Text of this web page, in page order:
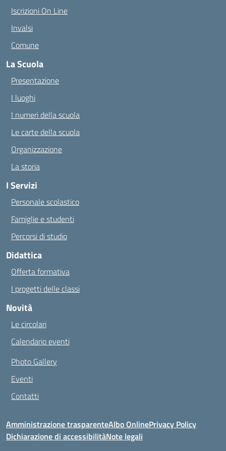
Iscrizioni On Line
Invalsi
Comune
La Scuola
Presentazione
I luoghi
I numeri della scuola
Le carte della scuola
Organizzazione
La storia
I Servizi
Personale scolastico
Famiglie e studenti
Percorsi di studio
Didattica
Offerta formativa
I progetti delle classi
Novità
Le circolari
Calendario eventi
Photo Gallery
Eventi
Contatti
Amministrazione trasparenteAlbo OnlinePrivacy Policy
Dichiarazione di accessibilitàNote legali